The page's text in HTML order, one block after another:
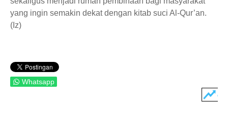
yang ingin semakin dekat dengan kitab suci Al-Qur’an.
(Iz)
Whatsapp